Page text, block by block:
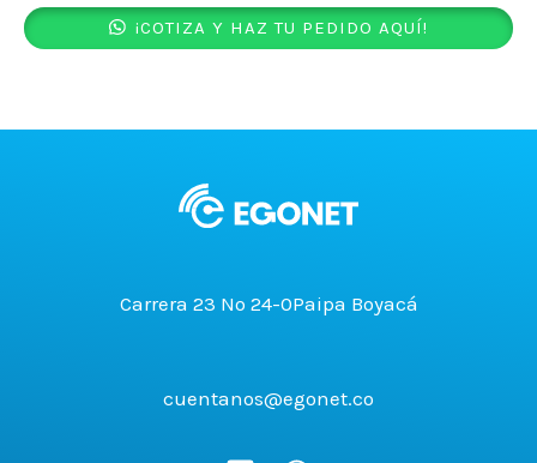
¡COTIZA Y HAZ TU PEDIDO AQUÍ!
Carrera 23 No 24-0Paipa Boyacá
cuentanos@egonet.co